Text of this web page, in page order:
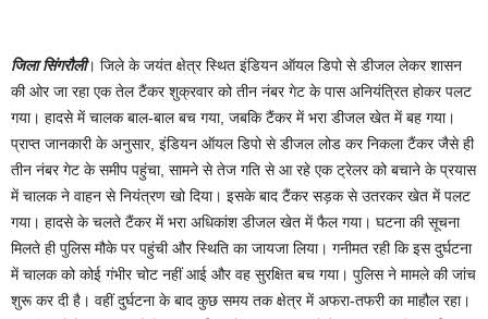
जिला सिंगरौली। जिले के जयंत क्षेत्र स्थित इंडियन ऑयल डिपो से डीजल लेकर शासन
की ओर जा रहा एक तेल टैंकर शुक्रवार को तीन नंबर गेट के पास अनियंत्रित होकर पलट
गया। हादसे में चालक बाल-बाल बच गया, जबकि टैंकर में भरा डीजल खेत में बह गया।
प्राप्त जानकारी के अनुसार, इंडियन ऑयल डिपो से डीजल लोड कर निकला टैंकर जैसे ही
तीन नंबर गेट के समीप पहुंचा, सामने से तेज गति से आ रहे एक ट्रेलर को बचाने के प्रयास
में चालक ने वाहन से नियंत्रण खो दिया। इसके बाद टैंकर सड़क से उतरकर खेत में पलट
गया। हादसे के चलते टैंकर में भरा अधिकांश डीजल खेत में फैल गया। घटना की सूचना
मिलते ही पुलिस मौके पर पहुंची और स्थिति का जायजा लिया। गनीमत रही कि इस दुर्घटना
में चालक को कोई गंभीर चोट नहीं आई और वह सुरक्षित बच गया। पुलिस ने मामले की जांच
शुरू कर दी है। वहीं दुर्घटना के बाद कुछ समय तक क्षेत्र में अफरा-तफरी का माहौल रहा।